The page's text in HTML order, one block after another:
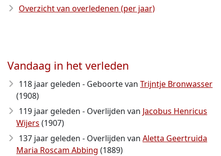
Overzicht van overledenen (per jaar)
Vandaag in het verleden
118 jaar geleden - Geboorte van Trijntje Bronwasser
(1908)
119 jaar geleden - Overlijden van Jacobus Henricus
Wijers (1907)
137 jaar geleden - Overlijden van Aletta Geertruida
Maria Roscam Abbing (1889)